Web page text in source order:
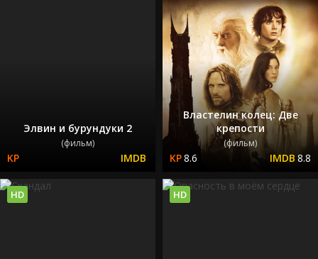
Элвин и бурундуки 2
(фильм)
Властелин колец: Две
крепости
(фильм)
8.6 8.8
HD HD